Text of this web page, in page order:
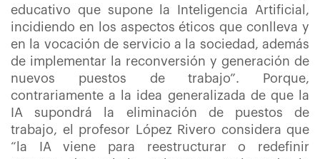
educativo que supone la Inteligencia Artificial,
incidiendo en los aspectos éticos que conlleva y
en la vocación de servicio a la sociedad, además
de implementar la reconversión y generación de
nuevos puestos de trabajo”. Porque,
contrariamente a la idea generalizada de que la
IA supondrá la eliminación de puestos de
trabajo, el profesor López Rivero considera que
“la IA viene para reestructurar o redefinir